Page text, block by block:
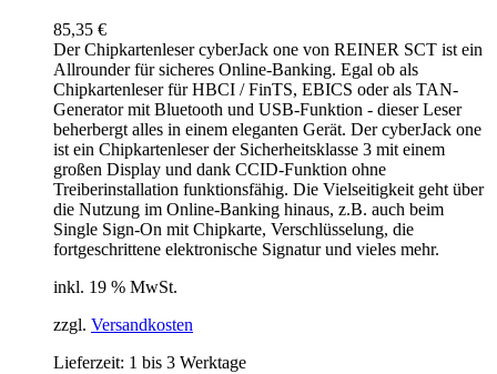
85,35 €
Der Chipkartenleser cyberJack one von REINER SCT ist ein
Allrounder für sicheres Online-Banking. Egal ob als
Chipkartenleser für HBCI / FinTS, EBICS oder als TAN-
Generator mit Bluetooth und USB-Funktion - dieser Leser
beherbergt alles in einem eleganten Gerät. Der cyberJack one
ist ein Chipkartenleser der Sicherheitsklasse 3 mit einem
großen Display und dank CCID-Funktion ohne
Treiberinstallation funktionsfähig. Die Vielseitigkeit geht über
die Nutzung im Online-Banking hinaus, z.B. auch beim
Single Sign-On mit Chipkarte, Verschlüsselung, die
fortgeschrittene elektronische Signatur und vieles mehr.
inkl. 19 % MwSt.
zzgl. Versandkosten
Lieferzeit: 1 bis 3 Werktage